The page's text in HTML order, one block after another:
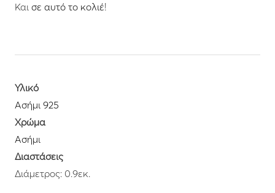
Και σε αυτό το κολιέ
Υλικό
Ασήμι 925
Χρώμα
Ασήμι
Διαστάσεις
Διάμετρος: 0.9εκ.